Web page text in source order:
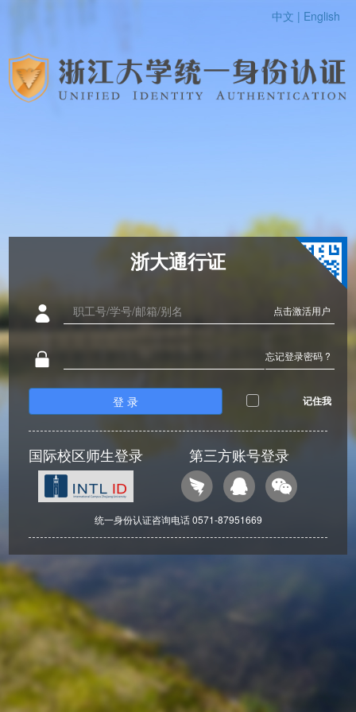
中文 | English
浙大通行证
点击激活用户
忘记登录密码 ?
登 录 记住我
国际校区师生登录 第三方账号登录
统一身份认证咨询电话 0571-87951669